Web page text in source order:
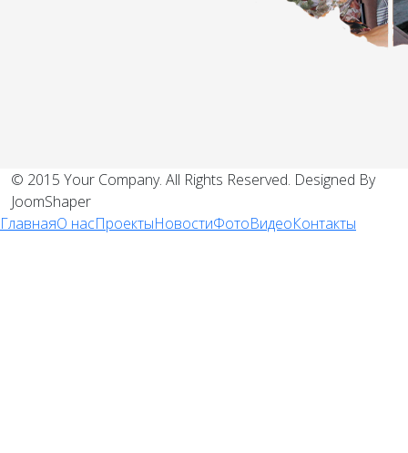
© 2015 Your Company. All Rights Reserved. Designed By
JoomShaper
ГлавнаяО насПроектыНовостиФотоВидеоКонтакты